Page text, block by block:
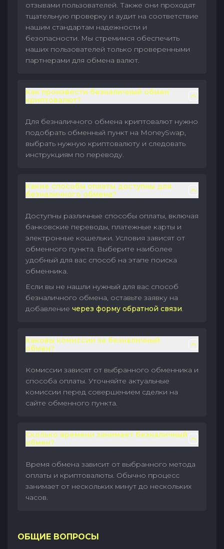
отзывами пользователей. Также они проходят
тщательную проверку и аудит на соответствие
нашим стандартам надежности и
безопасности. Мы стремимся обеспечить
наших пользователей только проверенными
партнерами для обмена валют.
Как произвести безналичный обмен
криптовалют?
Для безналичного обмена криптовалют нужно
подобрать обменный пункт на MoneySwap,
выбрать нужную криптовалюту и следовать
инструкциям по переводу.
Какие способы оплаты доступны для
безналичного обмена?
Доступны различные способы оплаты, включая
банковские переводы, платежные карты и
электронные кошельки. Условия зависят от
обменного пункта. Выберите наиболее
удобный для вас способ на этапе поиска
обменника.
Если вы не нашли нужный для вас способ
безналичного обмена, оставьте заявку на
добавление через форму обратной связи.
Каковы комиссии за безналичный
обмен?
Комиссии зависят от выбранного обменника и
способа оплаты. Уточняйте актуальные
комиссии перед совершением сделки на
сайте обменного пункта.
Сколько времени занимает безналичный
обмен?
Время обмена зависит от выбранного метода
оплаты и криптовалюты. Обычно процесс
занимает от нескольких минут до нескольких
часов.
ОБЩИЕ ВОПРОСЫ